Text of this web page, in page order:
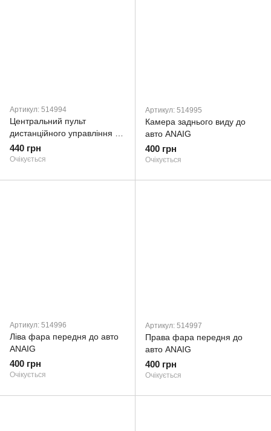
Артикул: 514994
Центральний пульт
дистанційного управління до
авто ANAIG
440 грн
Очікується
Артикул: 514995
Камера заднього виду до
авто ANAIG
400 грн
Очікується
Артикул: 514996
Ліва фара передня до авто
ANAIG
400 грн
Очікується
Артикул: 514997
Права фара передня до
авто ANAIG
400 грн
Очікується